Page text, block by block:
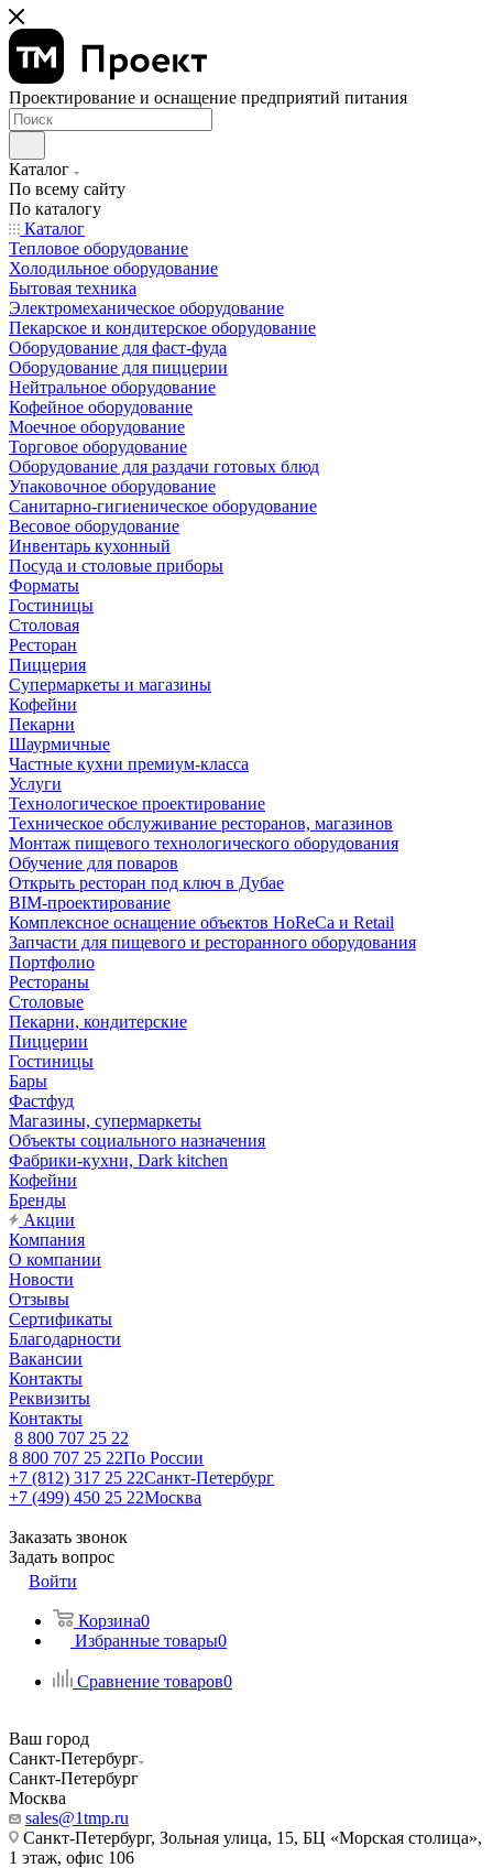
Проектирование и оснащение предприятий питания
Каталог
По всему сайту
По каталогу
Каталог
Тепловое оборудование
Холодильное оборудование
Бытовая техника
Электромеханическое оборудование
Пекарское и кондитерское оборудование
Оборудование для фаст-фуда
Оборудование для пиццерии
Нейтральное оборудование
Кофейное оборудование
Моечное оборудование
Торговое оборудование
Оборудование для раздачи готовых блюд
Упаковочное оборудование
Санитарно-гигиеническое оборудование
Весовое оборудование
Инвентарь кухонный
Посуда и столовые приборы
Форматы
Гостиницы
Столовая
Ресторан
Пиццерия
Супермаркеты и магазины
Кофейни
Пекарни
Шаурмичные
Частные кухни премиум-класса
Услуги
Технологическое проектирование
Техническое обслуживание ресторанов, магазинов
Монтаж пищевого технологического оборудования
Обучение для поваров
Открыть ресторан под ключ в Дубае
BIM-проектирование
Комплексное оснащение объектов HoReCa и Retail
Запчасти для пищевого и ресторанного оборудования
Портфолио
Рестораны
Столовые
Пекарни, кондитерские
Пиццерии
Гостиницы
Бары
Фастфуд
Магазины, супермаркеты
Объекты социального назначения
Фабрики-кухни, Dark kitchen
Кофейни
Бренды
Акции
Компания
О компании
Новости
Отзывы
Сертификаты
Благодарности
Вакансии
Контакты
Реквизиты
Контакты
8 800 707 25 22
8 800 707 25 22По России
+7 (812) 317 25 22Санкт-Петербург
+7 (499) 450 25 22Москва
Заказать звонок
Задать вопрос
Войти
Корзина0
Избранные товары0
Сравнение товаров0
Ваш город
Санкт-Петербург
Санкт-Петербург
Москва
sales@1tmp.ru
Санкт-Петербург, Зольная улица, 15, БЦ «Морская столица»,
1 этаж, офис 106